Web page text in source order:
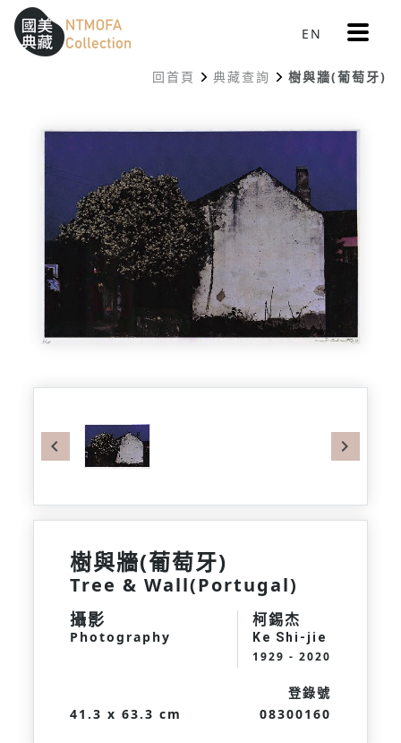
跳到中間主要內容區
網站導覽
::: EN 更
多
單
回首頁 典藏查詢 樹與牆(葡萄牙)
Previous
樹與牆(葡萄牙)
Tree & Wall(Portugal)
攝影
Photography
柯錫杰
Ke Shi-jie
1929 - 2020
41.3 x 63.3 cm
登錄號
08300160